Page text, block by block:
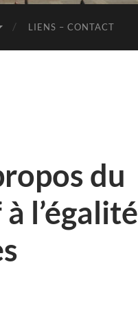
Paris
LIENS – CONTACT
du
l’égalité